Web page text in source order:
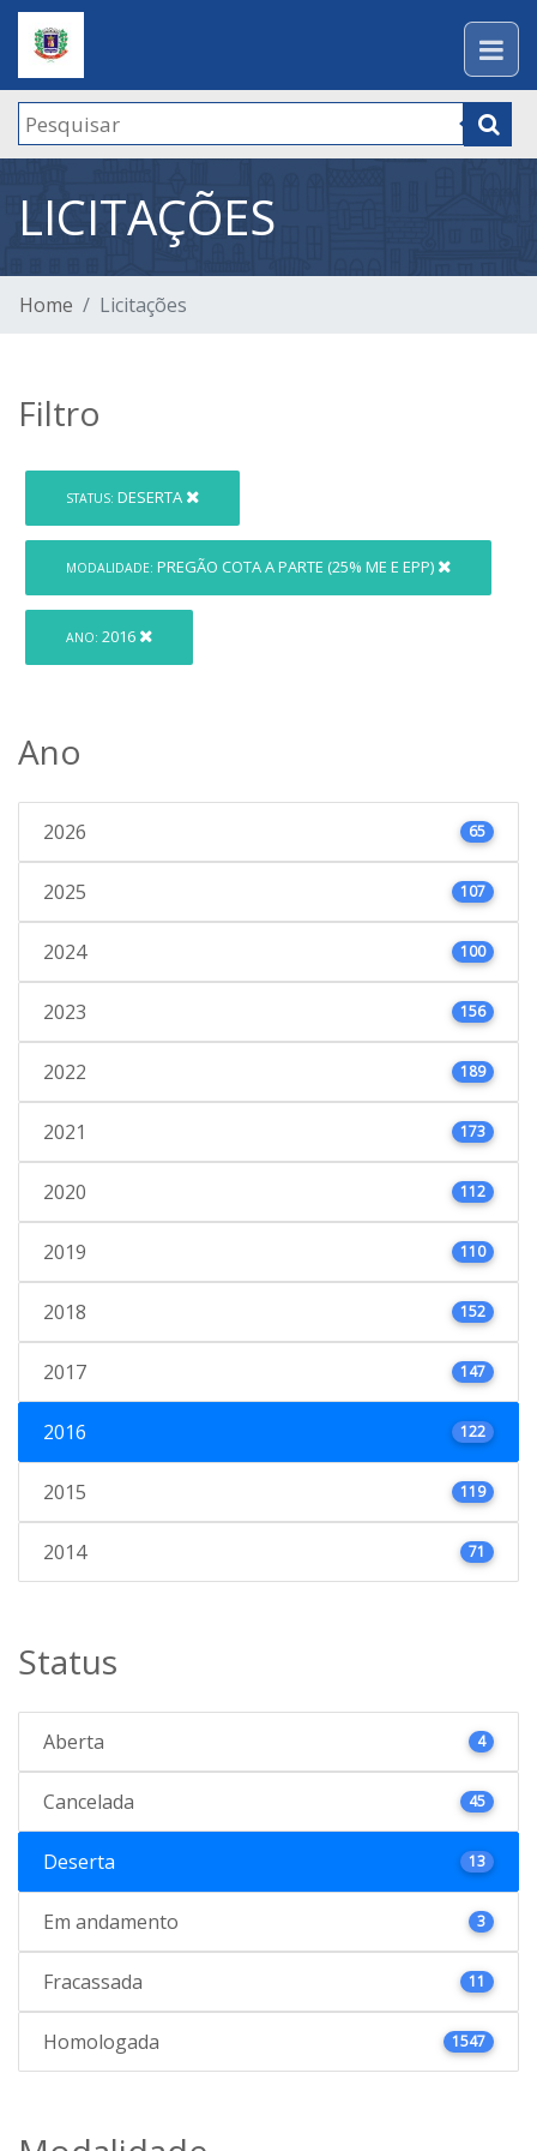
LICITAÇÕES
Home Licitações
Filtro
STATUS: DESERTA
MODALIDADE: PREGÃO COTA A PARTE (25% ME E EPP)
ANO: 2016
Ano
2026 65
2025 107
2024 100
2023 156
2022 189
2021 173
2020 112
2019 110
2018 152
2017 147
2016 122
2015 119
2014 71
Status
Aberta 4
Cancelada 45
Deserta 13
Em andamento 3
Fracassada 11
Homologada 1547